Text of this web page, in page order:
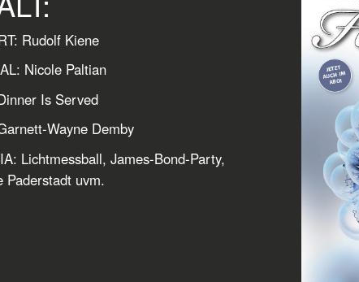
Rudolf Kiene
Nicole Paltian
Is Served
Wayne Demby
Lichtmessball, James-Bond-Party,
Paderstadt uvm.